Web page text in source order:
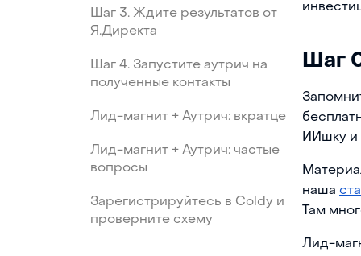
Шаг 3. Ждите результатов от
Я.Директа
Шаг 4. Запустите аутрич на
полученные контакты
Лид-магнит + Аутрич: вкратце
Лид-магнит + Аутрич: частые
вопросы
Зарегистрируйтесь в Coldy и
проверните схему
Шаг
ИИшку и
наша
Там
Лид-